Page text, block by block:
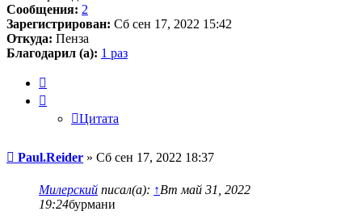
Сообщения: 2
Зарегистрирован: Сб сен 17, 2022 15:42
Откуда: Пенза
Благодарил (а): 1 раз
Цитата
Сообщение
Paul.Reider » Сб сен 17, 2022 18:37
Милерский писал(а): ↑Вт май 31, 2022
19:24бурмани